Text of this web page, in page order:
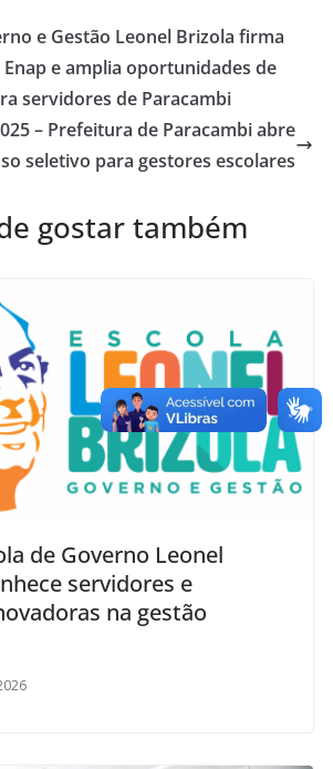
e Gestão Leonel Brizola firma
e amplia oportunidades de
servidores de Paracambi
– Prefeitura de Paracambi abre
seletivo para gestores escolares
gostar também
de Governo Leonel
servidores e
na gestão